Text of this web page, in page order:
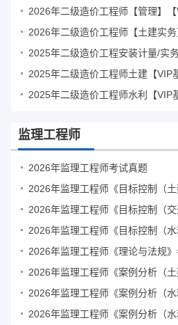
2026年二级造价工程师【管理】【
2026年二级造价工程师【土建实
2025年二级造价工程师土建【VIP
2025年二级造价工程师水利【VIP
监理工程师
2026年监理工程师考试真题